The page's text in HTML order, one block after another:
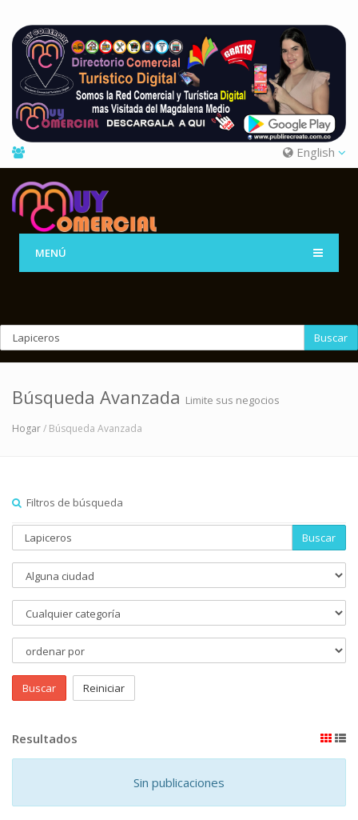
English
MENÚ
Buscar
Búsqueda Avanzada Limite sus negocios
Hogar/ Búsqueda Avanzada
Filtros de búsqueda
Buscar
Buscar Reiniciar
Resultados
Sin publicaciones